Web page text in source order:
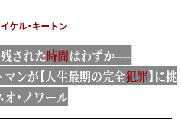
イケル・キートン
された時間はわずか──
ンが【人生最期の完全犯罪】に挑
・ノワール